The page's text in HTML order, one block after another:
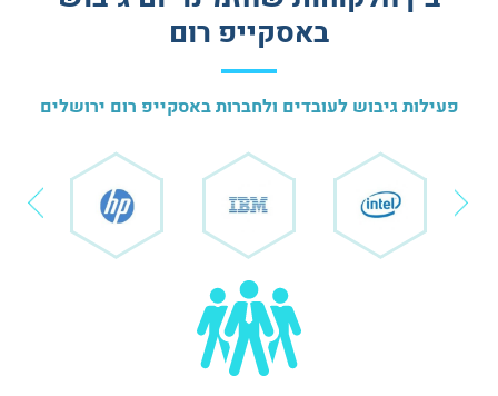
באסקייפ רום
פעילות גיבוש לעובדים ולחברות באסקייפ רום ירושלים